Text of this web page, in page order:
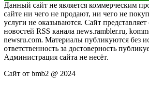
Данный сайт не является коммерческим
сайте ни чего не продают, ни чего не
услуги не оказываются. Сайт представляет
новостей RSS канала news.rambler.ru,
newsru.com. Материалы публикуются без
ответственность за достоверность
Администрация сайта не несёт.
Сайт от bmb2 @ 2024